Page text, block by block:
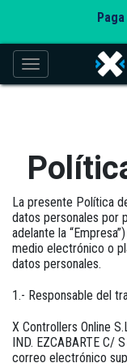
Toggle
La presente Política
datos personales por
adelante la
medio electrónico o
datos personales.
1.- Responsable del
X Controllers Online
IND. EZCABARTE C/
correo electrónico